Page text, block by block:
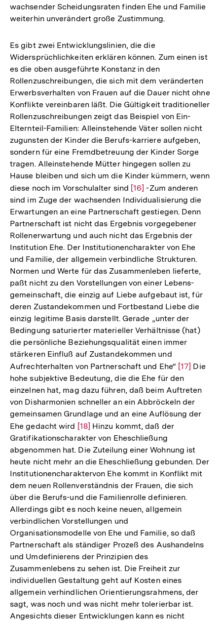
Fußnote
wachsender Scheidungsraten finden Ehe und Familie
weiterhin unverändert große Zustimmung.
Es gibt zwei Entwicklungslinien, die die
Widersprüchlichkeiten erklären können. Zum einen ist
es die oben ausgeführte Konstanz in den
Rollenzuschreibungen, die sich mit dem veränderten
Erwerbsverhalten von Frauen auf die Dauer nicht ohne
Konflikte vereinbaren läßt. Die Gültigkeit traditioneller
Rollenzuschreibungen zeigt das Beispiel von Ein-
Elternteil-Familien: Alleinstehende Väter sollen nicht
zugunsten der Kinder die Berufs-karriere aufgeben,
sondern für eine Fremdbetreuung der Kinder Sorge
tragen. Alleinstehende Mütter hingegen sollen zu
Hause bleiben und sich um die Kinder kümmern, wenn
diese noch im Vorschulalter sind Zur
Auflösung
der
Fußnote
[16] -Zum anderen
sind im Zuge der wachsenden Individualisierung die
Erwartungen an eine Partnerschaft gestiegen. Denn
Partnerschaft ist nicht das Ergebnis vorgegebener
Rollenerwartung und auch nicht das Ergebnis der
Institution Ehe. Der Institutionencharakter von Ehe
und Familie, der allgemein verbindliche Strukturen.
Normen und Werte für das Zusammenleben lieferte,
paßt nicht zu den Vorstellungen von einer Lebens-
gemeinschaft, die einzig auf Liebe aufgebaut ist, für
deren Zustandekommen und Fortbestand Liebe die
einzig legitime Basis darstellt. Gerade „unter der
Bedingung saturierter materieller Verhältnisse (hat)
die persönliche Beziehungsqualität einen immer
stärkeren Einfluß auf Zustandekommen und
Aufrechterhalten von Partnerschaft und Ehe“ Zur
Auflösung
der
Fußnote
[17] Die
hohe subjektive Bedeutung, die die Ehe für den
einzelnen hat, mag dazu führen, daß beim Auftreten
von Disharmonien schneller an ein Abbröckeln der
gemeinsamen Grundlage und an eine Auflösung der
Ehe gedacht wird Zur
Auflösung
der
Fußnote
[18] Hinzu kommt, daß der
Gratifikationscharakter von Eheschließung
abgenommen hat. Die Zuteilung einer Wohnung ist
heute nicht mehr an die Eheschließung gebunden. Der
Institutionencharaktervon Ehe kommt in Konflikt mit
dem neuen Rollenverständnis der Frauen, die sich
über die Berufs-und die Familienrolle definieren.
Allerdings gibt es noch keine neuen, allgemein
verbindlichen Vorstellungen und
Organisationsmodelle von Ehe und Familie, so daß
Partnerschaft als ständiger Prozeß des Aushandelns
und Umdefinierens der Prinzipien des
Zusammenlebens zu sehen ist. Die Freiheit zur
individuellen Gestaltung geht auf Kosten eines
allgemein verhindlichen Orientierungsrahmens, der
sagt, was noch und was nicht mehr tolerierbar ist.
Angesichts dieser Entwicklungen kann es nicht